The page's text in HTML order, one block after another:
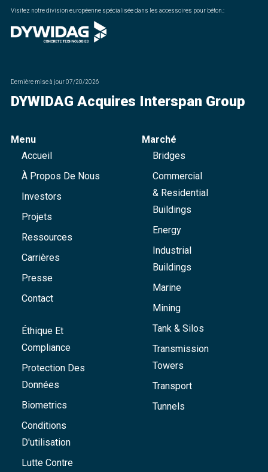
Visitez notre division européenne spécialisée dans les accessoires pour béton.:
Dernière mise à jour07/20/2026
DYWIDAG Acquires Interspan Group
Menu
Accueil
À Propos De Nous
Investors
Projets
Ressources
Carrières
Presse
Contact
Éthique Et
Compliance
Protection Des
Données
Biometrics
Conditions
D'utilisation
Lutte Contre
Marché
Bridges
Commercial
& Residential
Buildings
Energy
Industrial
Buildings
Marine
Mining
Tank & Silos
Transmission
Towers
Transport
Tunnels